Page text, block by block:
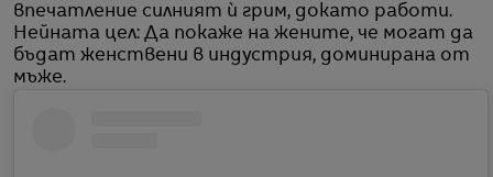
впечатление силният ѝ грим, докато работи.
Нейната цел: Да покаже на жените, че могат да
бъдат женствени в индустрия, доминирана от
мъже.